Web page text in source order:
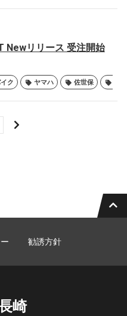
Newリリース 受注開始
ク ヤマハ 佐世保
勧誘方針
崎